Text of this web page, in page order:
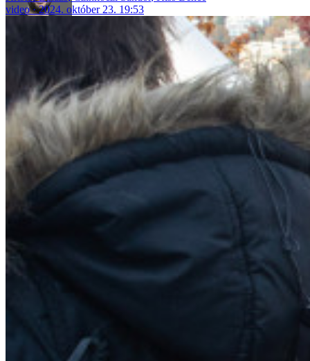
video
2024. október 23. 19:53